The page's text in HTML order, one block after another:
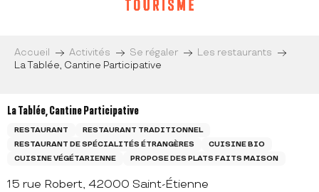
Accueil Activités Se régaler
Les restaurants
La Tablée, Cantine Participative
La Tablée, Cantine Participative
RESTAURANT
RESTAURANT TRADITIONNEL
RESTAURANT DE SPÉCIALITÉS ÉTRANGÈRES
CUISINE BIO
CUISINE VÉGÉTARIENNE
PROPOSE DES PLATS FAITS MAISON
15 rue Robert, 42000 Saint-Étienne